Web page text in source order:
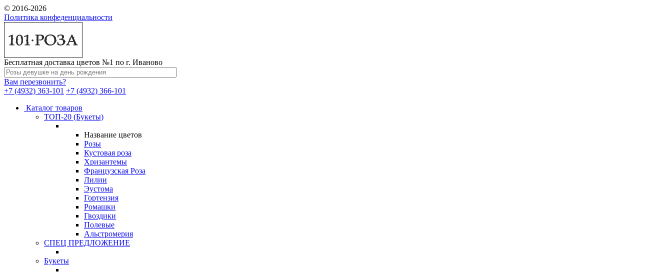
© 2016-2026
Политика конфеденциальности
Бесплатная доставка цветов №1 по г. Иваново
Вам перезвонить?
+7 (4932) 363-101 +7 (4932) 366-101
Каталог товаров
ТОП-20 (Букеты)
Название цветов
Розы
Кустовая роза
Хризантемы
Французская Роза
Лилии
Эустома
Гортензия
Ромашки
Гвоздики
Полевые
Альстромерия
СПЕЦ ПРЕДЛОЖЕНИЕ
Букеты